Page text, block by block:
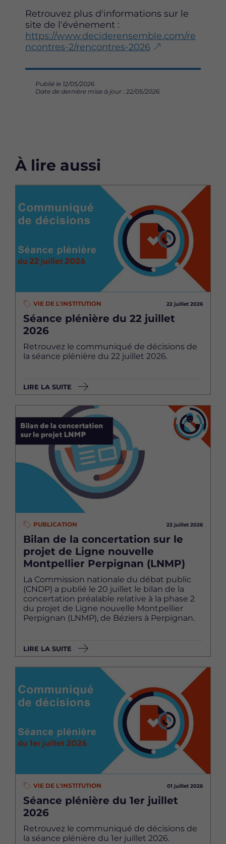
Retrouvez plus d'informations sur le
site de l'événement :
https://www.deciderensemble.com/re
ncontres-2/rencontres-2026
Publié le 12/05/2026
Date de dernière mise à jour : 22/05/2026
À lire aussi
VIE DE L'INSTITUTION 22 juillet 2026
Séance plénière du 22 juillet
2026
Retrouvez le communiqué de décisions de
la séance plénière du 22 juillet 2026.
LIRE LA SUITE
PUBLICATION 22 juillet 2026
Bilan de la concertation sur le
projet de Ligne nouvelle
Montpellier Perpignan (LNMP)
La Commission nationale du débat public
(CNDP) a publié le 20 juillet le bilan de la
concertation préalable relative à la phase 2
du projet de Ligne nouvelle Montpellier
Perpignan (LNMP), de Béziers à Perpignan.
LIRE LA SUITE
VIE DE L'INSTITUTION 01 juillet 2026
Séance plénière du 1er juillet
2026
Retrouvez le communiqué de décisions de
la séance plénière du 1er juillet 2026.